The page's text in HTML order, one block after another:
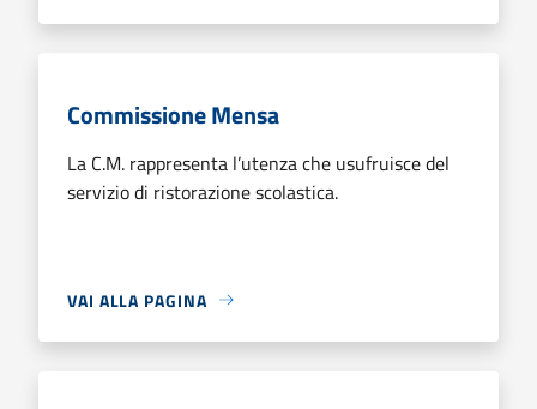
Commissione Mensa
La C.M. rappresenta l’utenza che usufruisce del
servizio di ristorazione scolastica.
VAI ALLA PAGINA